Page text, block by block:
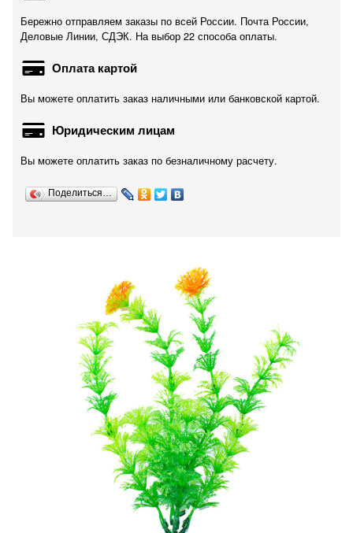
Бережно отправляем заказы по всей России. Почта России,
Деловые Линии, СДЭК. На выбор 22 способа оплаты.
Оплата картой
Вы можете оплатить заказ наличными или банковской картой.
Юридическим лицам
Вы можете оплатить заказ по безналичному расчету.
Поделиться…